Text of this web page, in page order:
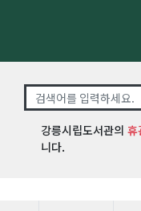
강릉시립도서관의 휴
니다.